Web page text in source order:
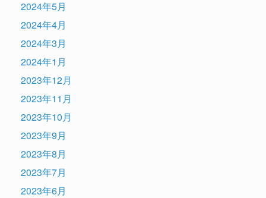
2024年5月
2024年4月
2024年3月
2024年1月
2023年12月
2023年11月
2023年10月
2023年9月
2023年8月
2023年7月
2023年6月